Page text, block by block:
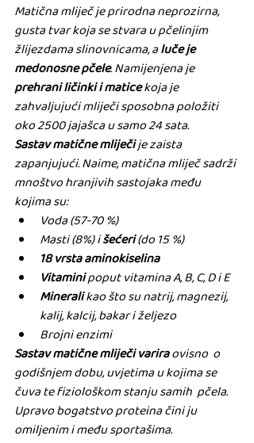
Matična mliječ je prirodna neprozirna,
gusta tvar koja se stvara u pčelinjim
žlijezdama slinovnicama, a luče je
medonosne pčele. Namijenjena je
prehrani ličinki i matice koja je
zahvaljujući mliječi sposobna položiti
oko 2500 jajašca u samo 24 sata.
Sastav matične mliječi je zaista
zapanjujući. Naime, matična mliječ sadrži
mnoštvo hranjivih sastojaka među
kojima su:
Voda (57-70 %)
Masti (8%) i šećeri (do 15 %)
18 vrsta aminokiselina
Vitamini poput vitamina A, B, C, D i E
Minerali kao što su natrij, magnezij,
kalij, kalcij, bakar i željezo
Brojni enzimi
Sastav matične mliječi varira ovisno  o
godišnjem dobu, uvjetima u kojima se
čuva te fiziološkom stanju samih  pčela.
Upravo bogatstvo proteina čini ju
omiljenim i među sportašima.